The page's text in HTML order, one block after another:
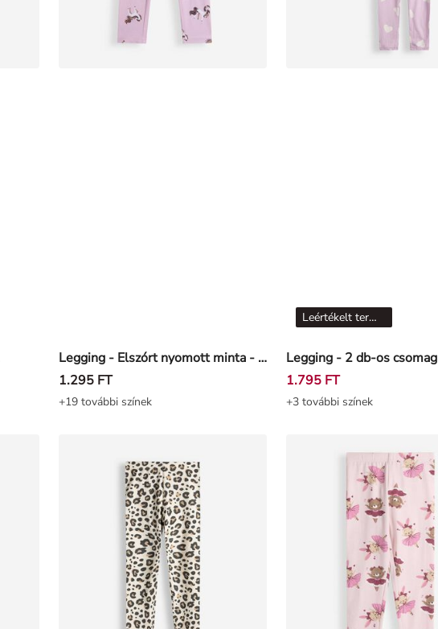
Legging - Elszórt nyomott minta - Világos rózsaszín
1.295 FT
+19 további színek
Legging - 2 db-os csomag
Leértékelt termékek
1.795 FT
+3 további színek